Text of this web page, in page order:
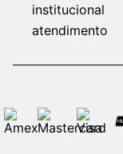
institucional
atendimento